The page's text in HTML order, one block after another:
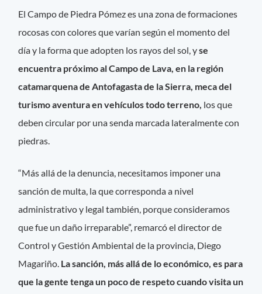
El Campo de Piedra Pómez es una zona de formaciones
rocosas con colores que varían según el momento del
día y la forma que adopten los rayos del sol, yse
encuentra próximo al Campo de Lava, en la región
catamarquena de Antofagasta de la Sierra, meca del
turismo aventura en vehículos todo terreno, los que
deben circular por una senda marcada lateralmente con
piedras.
“Más allá de la denuncia, necesitamos imponer una
sanción de multa, la que corresponda a nivel
administrativo y legal también, porque consideramos
que fue un daño irreparable”, remarcó el director de
Control y Gestión Ambiental de la provincia, Diego
Magariño. La sanción, más allá de lo económico, es para
que la gente tenga un poco de respeto cuando visita un